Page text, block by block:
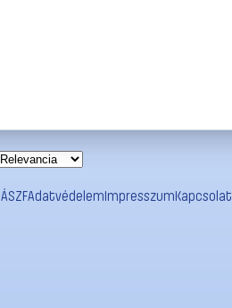
ÁSZFAdatvédelemImpresszumKapcsolat